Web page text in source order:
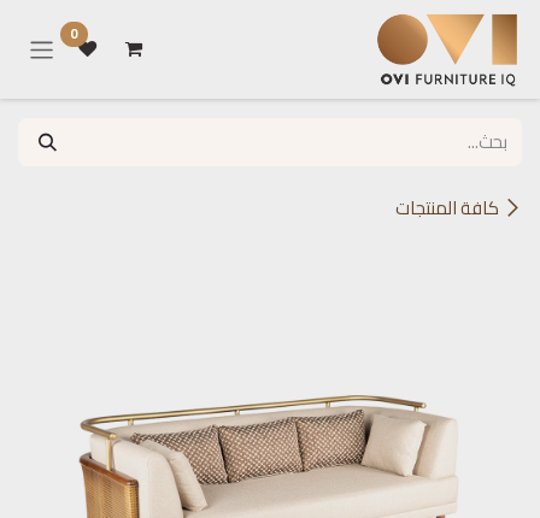
تخطي للذهاب إلى المحتوى
0
كافة المنتجات